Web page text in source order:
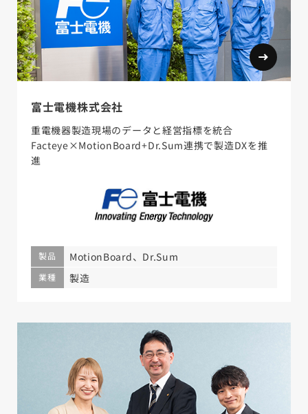
富士電機株式会社
重電機器製造現場のデータと経営指標を統合
Facteye×MotionBoard+Dr.Sum連携で製造DXを推
進
製品 MotionBoard、Dr.Sum
業種 製造